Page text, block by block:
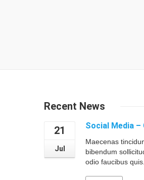
Recent News
21
Jul
Social Media
Maecenas
bibendum
odio faucibus